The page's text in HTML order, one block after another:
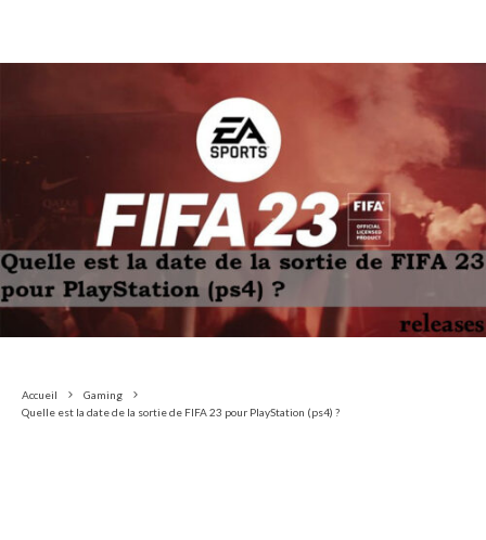
Accueil
Gaming
Quelle est la date de la sortie de FIFA 23 pour PlayStation (ps4) ?